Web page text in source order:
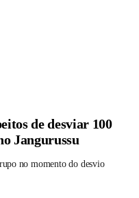
de desviar 100
Jangurussu
no momento do desvio